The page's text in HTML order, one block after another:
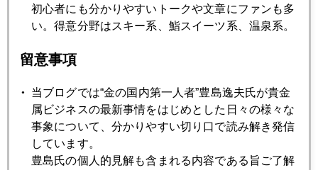
ＯＰＥＣ総会終えて
2007年11月16日
2007年11月15日
最新金需給四季報（7－9月期）
初心者にも分かりやすいトークや文章にファンも多
い。得意分野はスキー系、鮨スイーツ系、温泉系。
留意事項
当ブログでは“金の国内第一人者”豊島逸夫氏が貴金
属ビジネスの最新事情をはじめとした日々の様々な
事象について、分かりやすい切り口で読み解き発信
しています。
豊島氏の個人的見解も含まれる内容である旨ご了解